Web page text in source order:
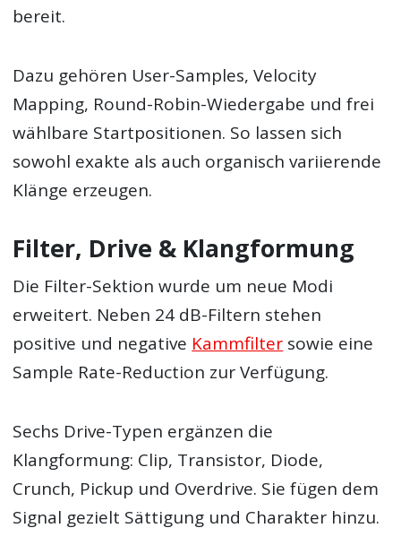
bereit.
Dazu gehören User-Samples, Velocity
Mapping, Round-Robin-Wiedergabe und frei
wählbare Startpositionen. So lassen sich
sowohl exakte als auch organisch variierende
Klänge erzeugen.
Filter, Drive & Klangformung
Die Filter-Sektion wurde um neue Modi
erweitert. Neben 24 dB-Filtern stehen
positive und negative Kammfilter sowie eine
Sample Rate-Reduction zur Verfügung.
Sechs Drive-Typen ergänzen die
Klangformung: Clip, Transistor, Diode,
Crunch, Pickup und Overdrive. Sie fügen dem
Signal gezielt Sättigung und Charakter hinzu.